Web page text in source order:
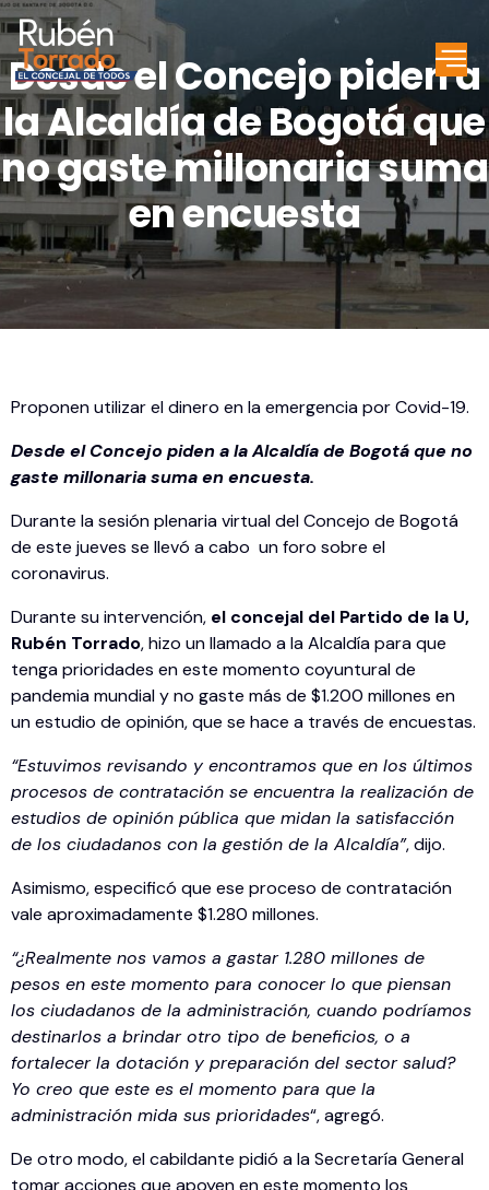
Desde el Concejo piden a
la Alcaldía de Bogotá que
no gaste millonaria suma
en encuesta
Proponen utilizar el dinero en la emergencia por Covid-19.
Desde el Concejo piden a la Alcaldía de Bogotá que no
gaste millonaria suma en encuesta.
Durante la sesión plenaria virtual del Concejo de Bogotá
de este jueves se llevó a cabo un foro sobre el
coronavirus.
Durante su intervención, el concejal del Partido de la U,
Rubén Torrado, hizo un llamado a la Alcaldía para que
tenga prioridades en este momento coyuntural de
pandemia mundial y no gaste más de $1.200 millones en
un estudio de opinión, que se hace a través de encuestas.
“Estuvimos revisando y encontramos que en los últimos
procesos de contratación se encuentra la realización de
estudios de opinión pública que midan la satisfacción
de los ciudadanos con la gestión de la Alcaldía”, dijo.
Asimismo, especificó que ese proceso de contratación
vale aproximadamente $1.280 millones.
“¿Realmente nos vamos a gastar 1.280 millones de
pesos en este momento para conocer lo que piensan
los ciudadanos de la administración, cuando podríamos
destinarlos a brindar otro tipo de beneficios, o a
fortalecer la dotación y preparación del sector salud?
Yo creo que este es el momento para que la
administración mida sus prioridades“, agregó.
De otro modo, el cabildante pidió a la Secretaría General
tomar acciones que apoyen en este momento los